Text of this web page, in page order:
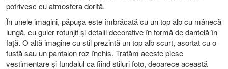
potrivesc cu atmosfera dorită.
În unele imagini, păpușa este îmbrăcată cu un top alb cu mânecă
lungă, cu guler rotunjit și detalii decorative în formă de dantelă în
față. O altă imagine cu stil prezintă un top alb scurt, asortat cu o
fustă sau un pantalon roz închis. Tratăm aceste piese
vestimentare și fundalul ca fiind stiluri foto, deoarece această